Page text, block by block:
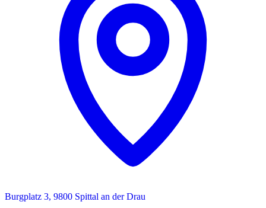
Burgplatz 3, 9800 Spittal an der Drau